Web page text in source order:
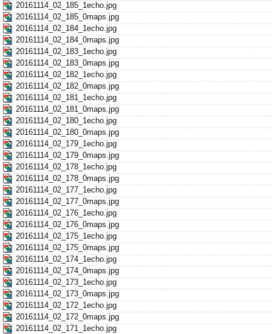
20161114_02_185_1echo.jpg
20161114_02_185_0maps.jpg
20161114_02_184_1echo.jpg
20161114_02_184_0maps.jpg
20161114_02_183_1echo.jpg
20161114_02_183_0maps.jpg
20161114_02_182_1echo.jpg
20161114_02_182_0maps.jpg
20161114_02_181_1echo.jpg
20161114_02_181_0maps.jpg
20161114_02_180_1echo.jpg
20161114_02_180_0maps.jpg
20161114_02_179_1echo.jpg
20161114_02_179_0maps.jpg
20161114_02_178_1echo.jpg
20161114_02_178_0maps.jpg
20161114_02_177_1echo.jpg
20161114_02_177_0maps.jpg
20161114_02_176_1echo.jpg
20161114_02_176_0maps.jpg
20161114_02_175_1echo.jpg
20161114_02_175_0maps.jpg
20161114_02_174_1echo.jpg
20161114_02_174_0maps.jpg
20161114_02_173_1echo.jpg
20161114_02_173_0maps.jpg
20161114_02_172_1echo.jpg
20161114_02_172_0maps.jpg
20161114_02_171_1echo.jpg